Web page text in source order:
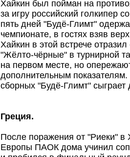
Хайкин был пойман на
за игру российский голкипер
пять дней "Будё-Глимт"
чемпионате, в гостях взяв
Хайкин в этой встрече
"Жёлто-чёрные" в турнирной
на первом месте, но
дополнительным
сборных "Будё-Глимт"
Греция.
После поражения от "Риеки" в
Европы ПАОК дома учинил